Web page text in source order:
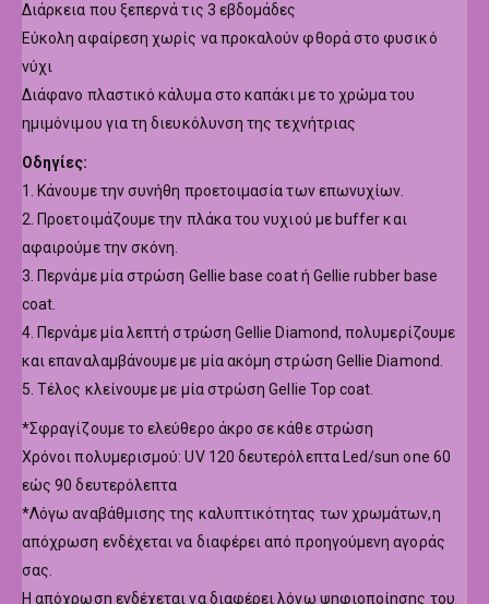
Διάρκεια που ξεπερνά τις 3 εβδομάδες
Εύκολη αφαίρεση χωρίς να προκαλούν φθορά στο φυσικό
νύχι
Διάφανο πλαστικό κάλυμα στο καπάκι με το χρώμα του
ημιμόνιμου για τη διευκόλυνση της τεχνήτριας
Οδηγίες:
1. Κάνουμε την συνήθη προετοιμασία των επωνυχίων.
2. Προετοιμάζουμε την πλάκα του νυχιού με buffer και
αφαιρούμε την σκόνη.
3. Περνάμε μία στρώση Gellie base coat ή Gellie rubber base
coat.
4. Περνάμε μία λεπτή στρώση Gellie Diamond, πολυμερίζουμε
και επαναλαμβάνουμε με μία ακόμη στρώση Gellie Diamond.
5. Τέλος κλείνουμε με μία στρώση Gellie Top coat.
*Σφραγίζουμε το ελεύθερο άκρο σε κάθε στρώση
Χρόνοι πολυμερισμού: UV 120 δευτερόλεπτα Led/sun one 60
εώς 90 δευτερόλεπτα
*Λόγω αναβάθμισης της καλυπτικότητας των χρωμάτων,η
απόχρωση ενδέχεται να διαφέρει από προηγούμενη αγοράς
σας.
Η απόχρωση ενδέχεται να διαφέρει λόγω ψηφιοποίησης του